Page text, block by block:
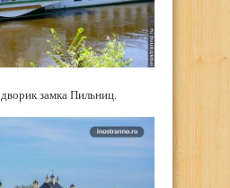
замка Пильниц.